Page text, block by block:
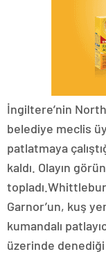
İngiltere’nin
belediye meclis
patlatmaya
kaldı. Olayın
Garnor’un, kuş
kumandalı
üzerinde denediği